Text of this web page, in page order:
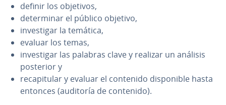
definir los objetivos,
de­te­r­mi­nar el público objetivo,
in­ve­s­ti­gar la temática,
evaluar los temas,
in­ve­s­ti­gar las palabras clave y realizar un análisis
posterior y
re­ca­pi­tu­lar y evaluar el contenido di­s­po­ni­ble hasta
entonces (auditoría de contenido).